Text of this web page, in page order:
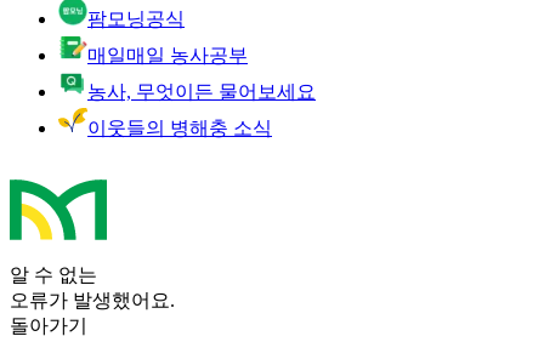
팜모닝공식
매일매일 농사공부
농사, 무엇이든 물어보세요
이웃들의 병해충 소식
알 수 없는
오류가 발생했어요.
돌아가기